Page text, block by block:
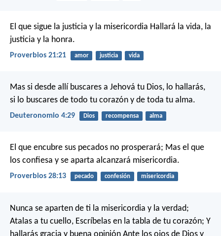
El que sigue la justicia y la misericordia Hallará la vida, la
justicia y la honra.
Proverbios 21:21 amor justicia vida
Mas si desde allí buscares a Jehová tu Dios, lo hallarás,
si lo buscares de todo tu corazón y de toda tu alma.
Deuteronomio 4:29 Dios recompensa alma
El que encubre sus pecados no prosperará; Mas el que
los confiesa y se aparta alcanzará misericordia.
Proverbios 28:13 pecado confesión misericordia
Nunca se aparten de ti la misericordia y la verdad;
Atalas a tu cuello, Escríbelas en la tabla de tu corazón; Y